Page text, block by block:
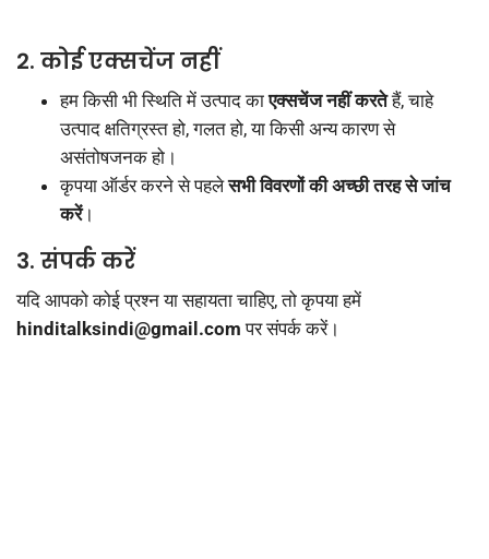
2. कोई एक्सचेंज नहीं
हम किसी भी स्थिति में उत्पाद काएक्सचेंज नहीं करतेहैं, चाहे
उत्पाद क्षतिग्रस्त हो, गलत हो, या किसी अन्य कारण से
असंतोषजनक हो।
कृपया ऑर्डर करने से पहलेसभी विवरणों की अच्छी तरह से जांच
करें।
3. संपर्क करें
यदि आपको कोई प्रश्न या सहायता चाहिए, तो कृपया हमें
hinditalksindi@gmail.com पर संपर्क करें।